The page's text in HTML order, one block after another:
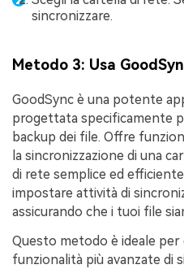
sincronizzare.
Metodo 3: Usa
GoodSync è una potente
progettata specificamente
backup dei file. Offre
la sincronizzazione di una
di rete semplice ed
impostare attività di
assicurando che i tuoi file
Questo metodo è ideale per
funzionalità più avanzate di